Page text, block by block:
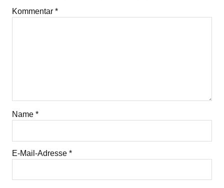
Kommentar *
Name *
E-Mail-Adresse *